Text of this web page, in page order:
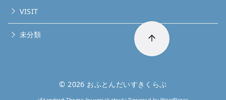
VISIT
未分類
© 2026 おふとんだいすきくらぶ